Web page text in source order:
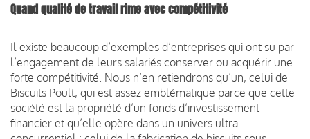
Quand qualité de travail rime avec compétitivité
Il existe beaucoup d’exemples d’entreprises qui ont su par
l’engagement de leurs salariés conserver ou acquérir une
forte compétitivité. Nous n’en retiendrons qu’un, celui de
Biscuits Poult, qui est assez emblématique parce que cette
société est la propriété d’un fonds d’investissement
financier et qu’elle opère dans un univers ultra-